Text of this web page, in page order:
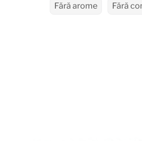
Fără arome Fără